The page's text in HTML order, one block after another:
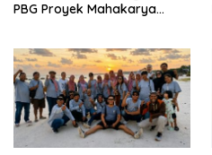
PBG Proyek Mahakarya